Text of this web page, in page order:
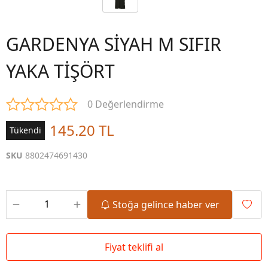
GARDENYA SİYAH M SIFIR
YAKA TİŞÖRT
0 Değerlendirme
Tükendi 145.20 TL
SKU 8802474691430
Stoğa gelince haber ver
Fiyat teklifi al